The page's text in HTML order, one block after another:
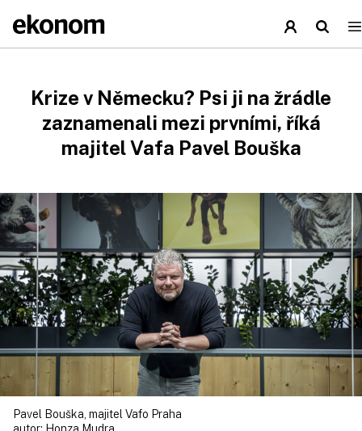
Krize v Německu? Psi ji na žrádle
zaznamenali mezi prvními, říká
majitel Vafa Pavel Bouška
Pavel Bouška, majitel Vafo Praha